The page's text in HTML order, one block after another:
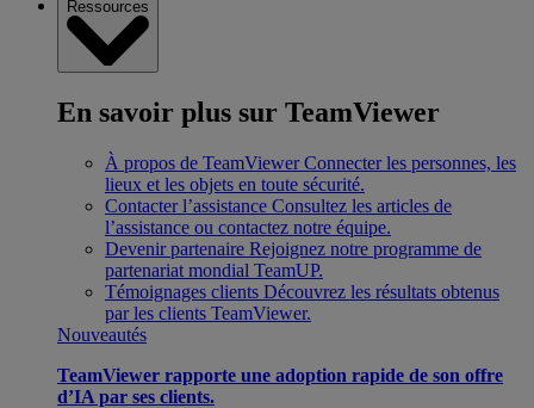
Ressources
En savoir plus sur TeamViewer
À propos de TeamViewer Connecter les personnes, les
lieux et les objets en toute sécurité.
Contacter l’assistance Consultez les articles de
l’assistance ou contactez notre équipe.
Devenir partenaire Rejoignez notre programme de
partenariat mondial TeamUP.
Témoignages clients Découvrez les résultats obtenus
par les clients TeamViewer.
Nouveautés
TeamViewer rapporte une adoption rapide de son offre
d’IA par ses clients.